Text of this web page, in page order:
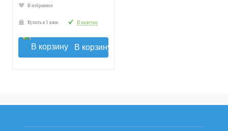
В избранное
Купить в 1 клик В наличии
В корзину